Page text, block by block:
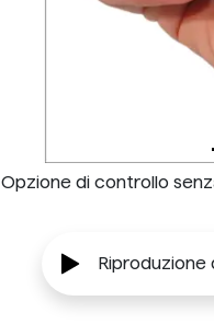
Opzione di controllo